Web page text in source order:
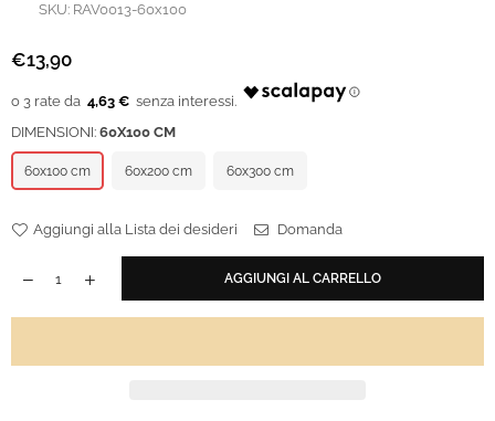
SKU: RAV0013-60x100
Prezzo
€13,90
4,63 €
DIMENSIONI: 60X100 CM
60x100 cm 60x200 cm 60x300 cm
Aggiungi alla Lista dei desideri Domanda
AGGIUNGI AL CARRELLO